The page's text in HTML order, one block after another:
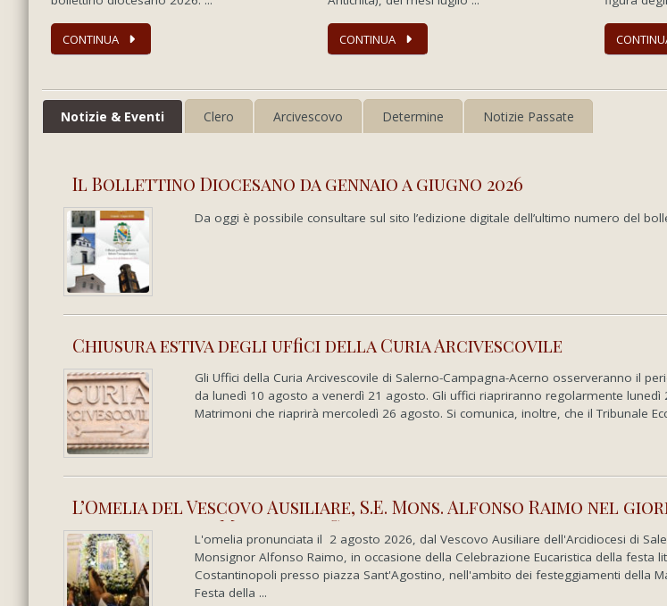
CONTINUA CONTINUA
Notizie & Eventi Clero Arcivescovo Determine Notizie Passate
Il Bollettino Diocesano da gennaio a giugno 2026
Da oggi è possibile consultare sul sito l’edizione digitale dell’ultimo numero del
Chiusura estiva degli uffici della Curia Arcivescovile
Gli Uffici della Curia Arcivescovile di Salerno-Campagna-Acerno osserveranno il
da lunedì 10 agosto a venerdì 21 agosto. Gli uffici riapriranno regolarmente lunedì
Matrimoni che riaprirà mercoledì 26 agosto. Si comunica, inoltre, che il Tribunale
L’Omelia del Vescovo Ausiliare, S.E. Mons. Alfonso Raimo nel
liturgica della Madonna di Costantinopoli
L'omelia pronunciata il 2 agosto 2026, dal Vescovo Ausiliare dell'Arcidiocesi di
Monsignor Alfonso Raimo, in occasione della Celebrazione Eucaristica della festa
Costantinopoli presso piazza Sant'Agostino, nell'ambito dei festeggiamenti della
Festa della ...